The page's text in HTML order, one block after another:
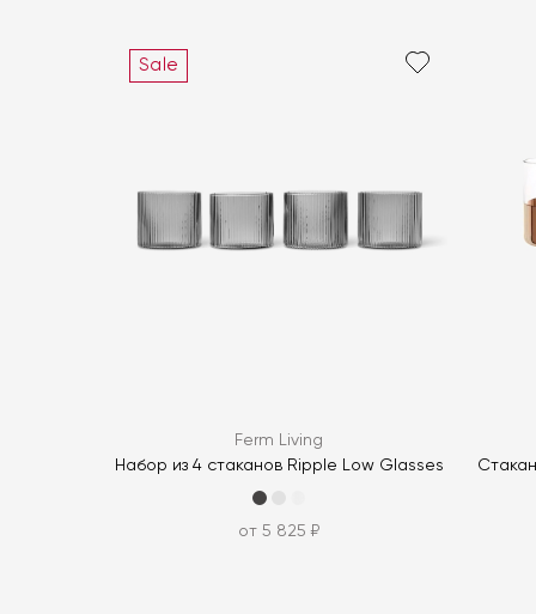
Sale
Ferm Living
Набор из 4 стаканов Ripple Low Glasses
от 5 825 ₽